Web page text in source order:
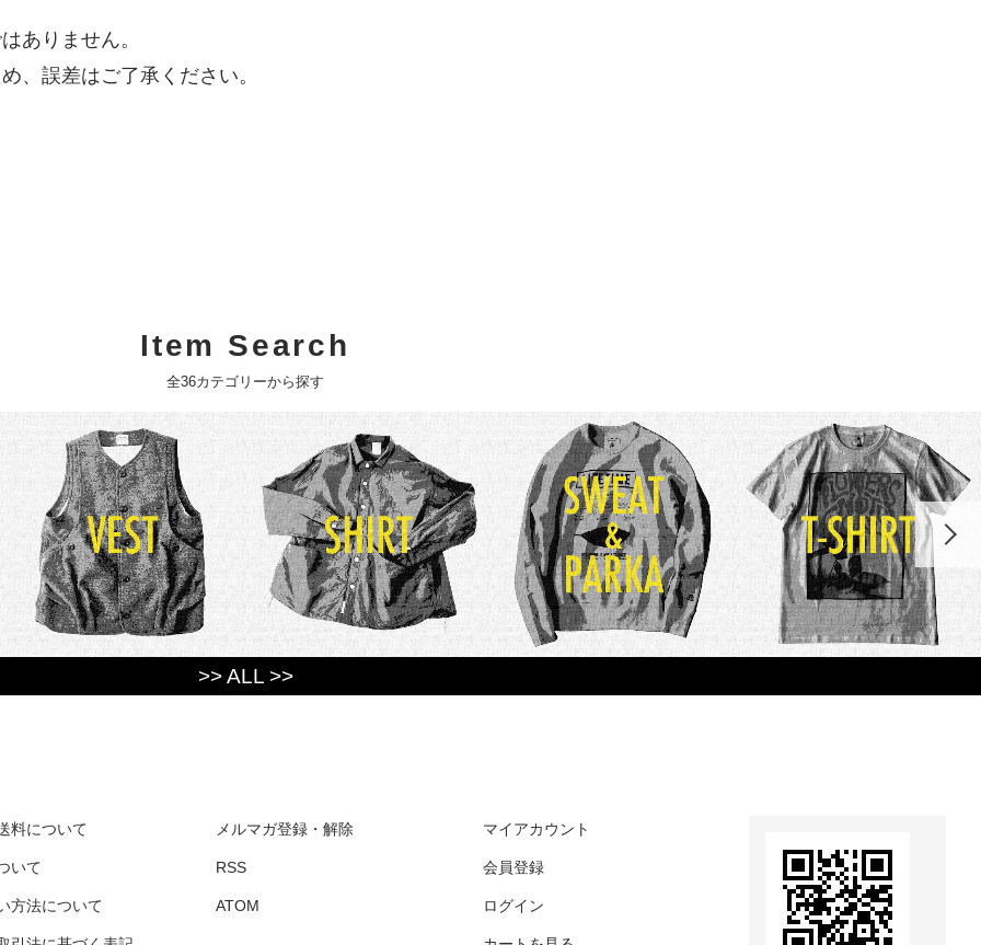
ありません。
、誤差はご了承ください。
Item Search
全36カテゴリーから探す
>> ALL >>
料について
いて
方法について
メルマガ登録・解除
RSS
ATOM
マイアカウント
会員登録
ログイン